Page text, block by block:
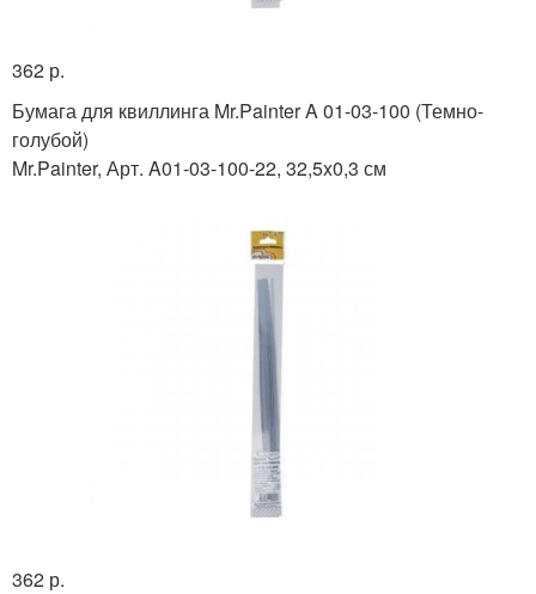
362 р.
Бумага для квиллинга Mr.Painter A 01-03-100 (Темно-
голубой)
Mr.Painter, Арт. A01-03-100-22, 32,5x0,3 см
362 р.